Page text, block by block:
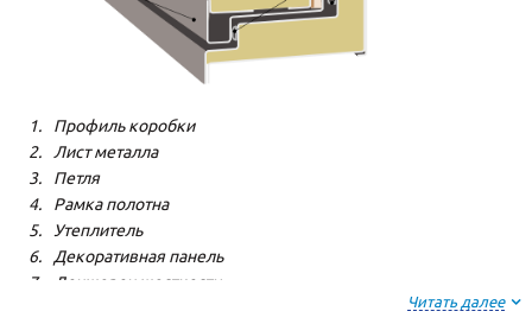
Профиль коробки
Лист металла
Петля
Рамка полотна
Утеплитель
Декоративная панель
Лонжерон жесткости
Читать далее